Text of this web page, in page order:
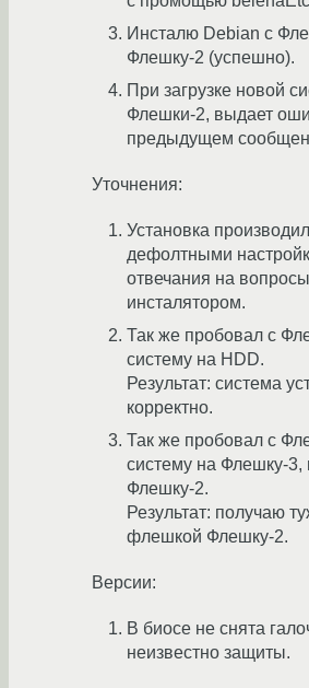
Инсталю Debian с
Флешку-2 (успешно).
При загрузке новой
Флешки-2, выдает
предыдущем
Уточнения:
Установка
дефолтными
отвечания на
инсталятором.
Так же пробовал с
систему на HDD.
Результат: система
корректно.
Так же пробовал с
систему на Флешку-
Флешку-2.
Результат: получаю
флешкой Флешку-2.
Версии:
В биосе не снята
неизвестно защиты.